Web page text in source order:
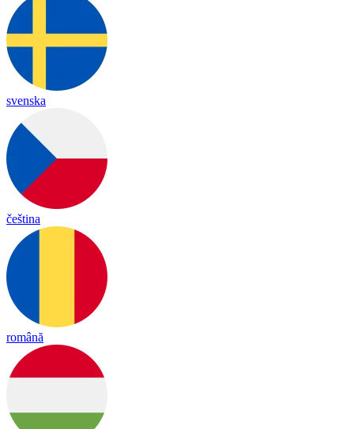
svenska
čeština
română